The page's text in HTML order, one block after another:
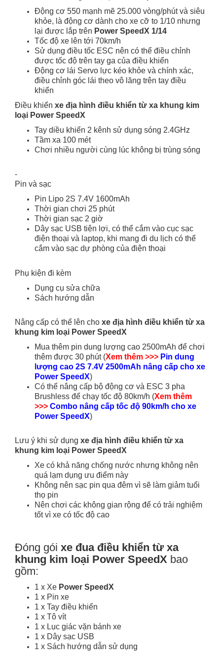
Động cơ 550 mạnh mẽ 25.000 vòng/phút và siêu
khỏe, là động cơ dành cho xe cỡ to 1/10 nhưng
lại được lắp trên Power SpeedX 1/14
Tốc độ xe lên tới 70km/h
Sử dụng điều tốc ESC nên có thể điều chỉnh
được tốc độ trên tay ga của điều khiển
Động cơ lái Servo lực kéo khỏe và chính xác,
điều chỉnh góc lái theo vô lăng trên tay điều
khiển
Điều khiển xe địa hình điều khiển từ xa khung kim
loại Power SpeedX
Tay diều khiển 2 kênh sử dụng sóng 2.4GHz
Tầm xa 100 mét
Chơi nhiều người cùng lúc không bị trùng sóng
-
Pin và sạc
Pin Lipo 2S 7.4V 1600mAh
Thời gian chơi 25 phút
Thời gian sạc 2 giờ
Dây sạc USB tiện lợi, có thể cắm vào cục sạc
điện thoại và laptop, khi mang đi du lịch có thể
cắm vào sạc dự phòng của điện thoại
Phụ kiện đi kèm
Dụng cụ sửa chữa
Sách hướng dẫn
Nâng cấp có thể lên cho xe địa hình điều khiển từ xa
khung kim loại Power SpeedX
Mua thêm pin dung lượng cao 2500mAh để chơi
thêm được 30 phút (Xem thêm >>> Pin dung
lượng cao 2S 7.4V 2500mAh nâng cấp cho xe
Power SpeedX)
Có thể nâng cấp bộ động cơ và ESC 3 pha
Brushless để chạy tốc độ 80km/h (Xem thêm
>>> Combo nâng cấp tốc độ 90km/h cho xe
Power SpeedX)
Lưu ý khi sử dụng xe địa hình điều khiển từ xa
khung kim loại Power SpeedX
Xe có khả năng chống nước nhưng không nên
quá lạm dụng ưu điểm này
Không nên sạc pin qua đêm vì sẽ làm giảm tuổi
thọ pin
Nên chơi các không gian rộng để có trải nghiệm
tốt vì xe có tốc độ cao
Đóng gói xe đua điều khiển từ xa
khung kim loại Power SpeedX bao
gồm:
1 x Xe Power SpeedX
1 x Pin xe
1 x Tay điều khiển
1 x Tô vít
1 x Lục giác vặn bánh xe
1 x Dây sạc USB
1 x Sách hướng dẫn sử dụng